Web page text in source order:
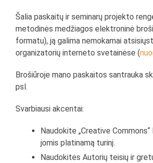
Šalia paskaitų ir seminarų projekto
metodinės medžiagos elektroninė
formatu), ją galima nemokamai
organizatorių interneto svetainėse (
Brošiūroje mano paskaitos santrauka
psl.
Svarbiausi akcentai:
Naudokite „Creative
jomis platinamą turinį.
Naudokitės Autorių teisių ir